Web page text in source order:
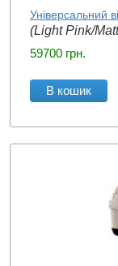
Універсальний
(Light Pink/
59700 грн.
В кошик